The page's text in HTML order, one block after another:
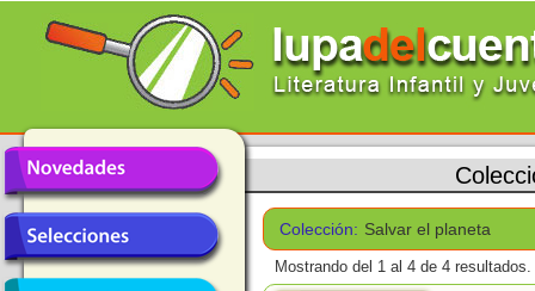
Colección: Salvar el planeta
Mostrando del 1 al 4 de 4 resultados.